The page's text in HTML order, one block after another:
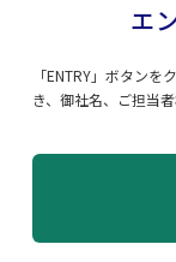
エ
「ENTRY」ボタン
き、御社名、ご担当